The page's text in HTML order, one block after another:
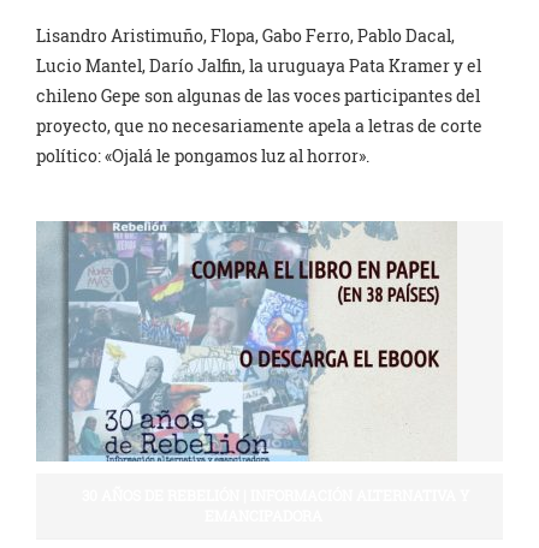
Lisandro Aristimuño, Flopa, Gabo Ferro, Pablo Dacal,
Lucio Mantel, Darío Jalfin, la uruguaya Pata Kramer y el
chileno Gepe son algunas de las voces participantes del
proyecto, que no necesariamente apela a letras de corte
político: «Ojalá le pongamos luz al horror».